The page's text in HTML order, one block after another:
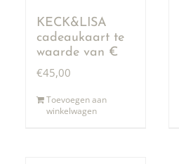
KECK&LISA
cadeaukaart te
waarde van €
50,00
€45,00
Toevoegen aan
winkelwagen